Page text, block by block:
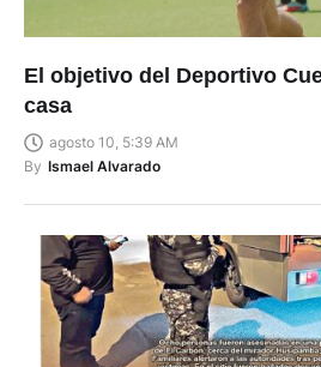
El objetivo del Deportivo
casa
agosto 10, 5:39 AM
By Ismael Alvarado